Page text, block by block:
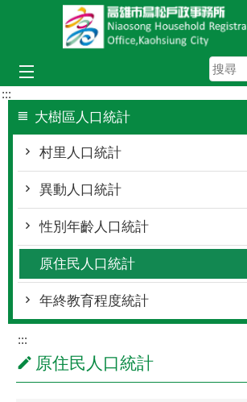
跳到主要內容區塊
:::
大樹區人口統計
村里人口統計
異動人口統計
性別年齡人口統計
原住民人口統計
年終教育程度統計
:::
原住民人口統計